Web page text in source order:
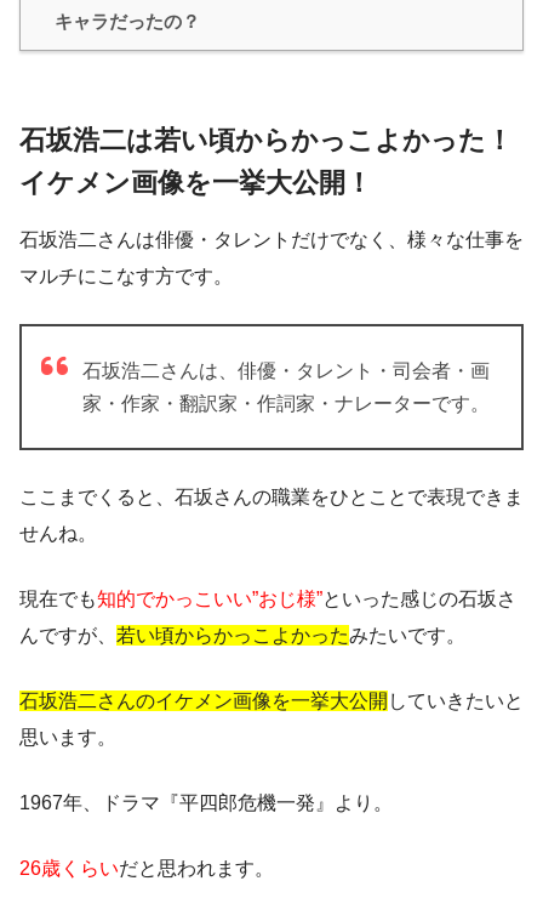
キャラだったの？
石坂浩二は若い頃からかっこよかった！
イケメン画像を一挙大公開！
石坂浩二さんは俳優・タレントだけでなく、様々な仕事を
マルチにこなす方です。
石坂浩二さんは、俳優・タレント・司会者・画
家・作家・翻訳家・作詞家・ナレーターです。
ここまでくると、石坂さんの職業をひとことで表現できま
せんね。
現在でも知的でかっこいい”おじ様”といった感じの石坂さ
んですが、 若い頃からかっこよかったみたいです。
石坂浩二さんのイケメン画像を一挙大公開 していきたいと
思います。
1967年、ドラマ『平四郎危機一発』より。
26歳くらいだと思われます。